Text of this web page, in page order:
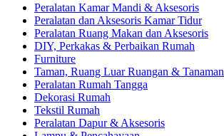
Peralatan Kamar Mandi & Aksesoris
Peralatan dan Aksesoris Kamar Tidur
Peralatan Ruang Makan dan Aksesoris
DIY, Perkakas & Perbaikan Rumah
Furniture
Taman, Ruang Luar Ruangan & Tanaman
Peralatan Rumah Tangga
Dekorasi Rumah
Tekstil Rumah
Peralatan Dapur & Aksesoris